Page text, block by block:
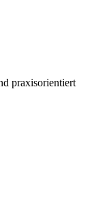
praxisorientiert